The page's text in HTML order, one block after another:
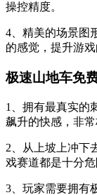
操控精度。
4、精美的场景图
的感觉，提升游
极速山地车免
1、拥有最真实的
飙升的快感，非
2、从上坡上冲下
戏赛道都是十分
3、玩家需要拥有